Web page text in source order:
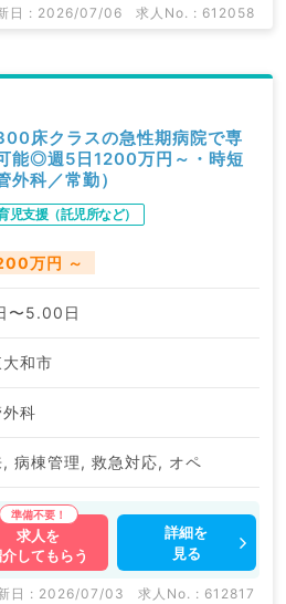
、
にお問合せ下さい。
日 : 2026/07/06 求人No. : 612058
床クラスの急性期病院で専
能◎週5日1200万円～・時短
科／常勤）
児支援（託児所など）
万円 ～
〜5.00日
和市
科
, 病棟管理, 救急対応, オペ
求人を
してもらう
詳細を
見る
日 : 2026/07/03 求人No. : 612817